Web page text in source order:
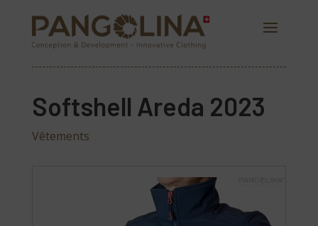
Softshell Areda 2023
Vêtements